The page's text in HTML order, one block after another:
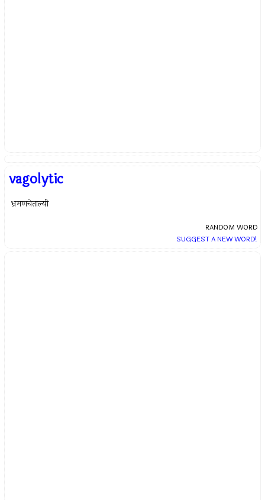
vagolytic
भ्रमणचेताल्यी
RANDOM WORD
SUGGEST A NEW WORD!